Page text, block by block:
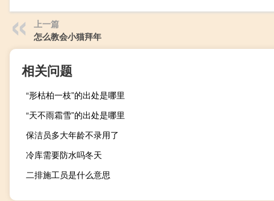
上一篇
怎么教会小猫拜年
相关问题
“形枯柏一枝”的出处是哪里
“天不雨霜雪”的出处是哪里
保洁员多大年龄不录用了
冷库需要防水吗冬天
二排施工员是什么意思